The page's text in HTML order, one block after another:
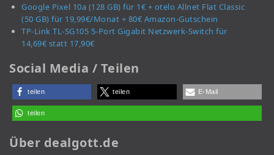
Google Pixel 10a (128 GB) für 1€ + otelo Allnet Flat Classic
(50 GB) für 19,99€/Monat + 80€ Amazon-Gutschein
TP-Link TL-SG105 5-Port Gigabit Netzwerk-Switch für
14,69€ statt 17,90€
Social Media / Teilen
teilen teilen E-Mail
teilen
Über dealgott.de